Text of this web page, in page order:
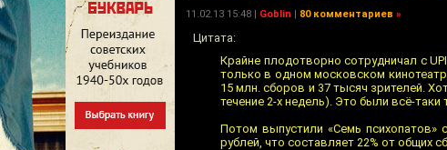
11.02.13 15:48 | Goblin | 80 комментариев »
Цитата:
Крайне плодотворно сотрудничал с
только в одном московском
15 млн. сборов и 37 тысяч зрителей.
течение 2-х недель). Это были всё-
Потом выпустили «Семь психопатов»
рублей, что составляет 22% от общих